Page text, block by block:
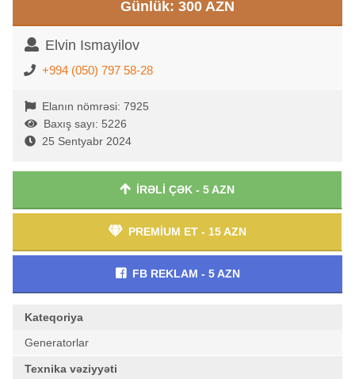
Günlük: 300 AZN
Elvin Ismayilov
+994 (050) 797 58-28
Elanın nömrəsi: 7925
Baxış sayı: 5226
25 Sentyabr 2024
İRƏLİ ÇƏK - 5 AZN
PREMİUM ET - 15 AZN
FB REKLAM - 5 AZN
Kateqoriya
Generatorlar
Texnika vəziyyəti